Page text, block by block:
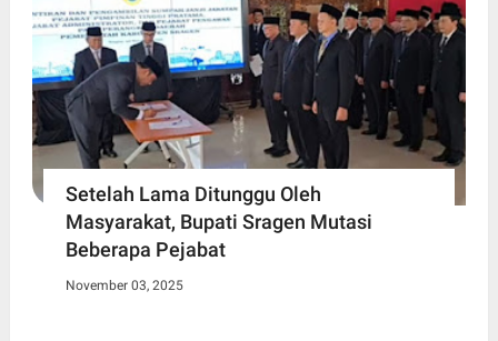
Setelah Lama Ditunggu Oleh
Masyarakat, Bupati Sragen Mutasi
Beberapa Pejabat
November 03, 2025